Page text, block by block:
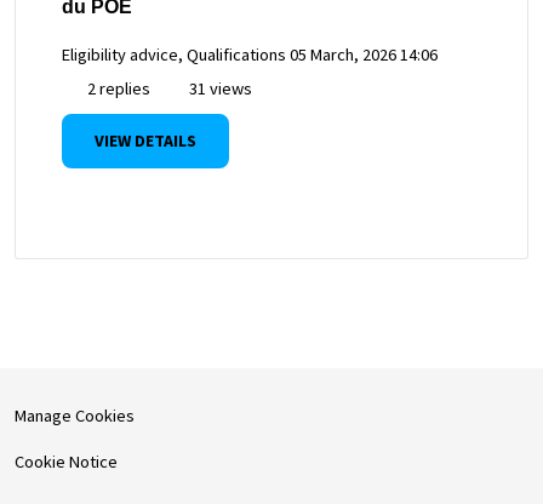
du POE
Eligibility advice, Qualifications 05 March, 2026 14:06
2 replies
31 views
VIEW DETAILS
Manage Cookies
Cookie Notice